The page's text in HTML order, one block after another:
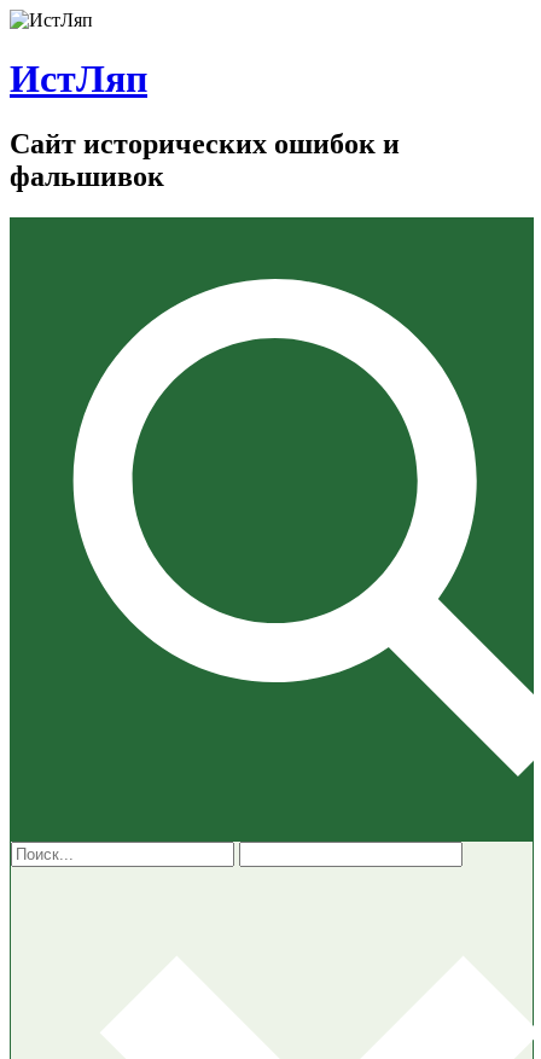
ИстЛяп
Сайт исторических ошибок и
фальшивок